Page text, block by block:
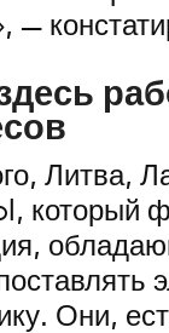
—
Литва,
который
Они,